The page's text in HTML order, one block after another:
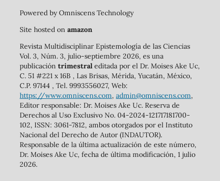
Powered by Omniscens Technology
Site hosted on amazon
Revista Multidisciplinar Epistemología de las Ciencias
Vol. 3, Núm. 3, julio-septiembre 2026, es una
publicación trimestraleditada por el Dr. Moises Ake Uc,
C. 51 #221 x 16B , Las Brisas, Mérida, Yucatán, México,
C.P. 97144 , Tel. 9993556027, Web:
https://www.omniscens.com, admin@omniscens.com,
Editor responsable: Dr. Moises Ake Uc. Reserva de
Derechos al Uso Exclusivo No. 04-2024-121717181700-
102, ISSN: 3061-7812, ambos otorgados por el Instituto
Nacional del Derecho de Autor (INDAUTOR).
Responsable de la última actualización de este número,
Dr. Moises Ake Uc, fecha de última modificación, 1 julio
2026.